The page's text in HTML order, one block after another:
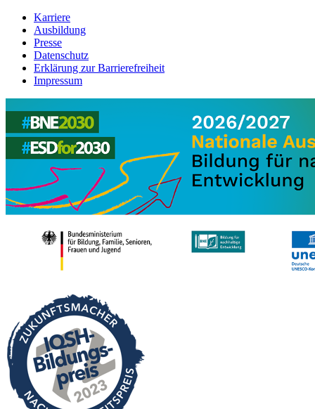
Karriere
Ausbildung
Presse
Datenschutz
Erklärung zur Barrierefreiheit
Impressum